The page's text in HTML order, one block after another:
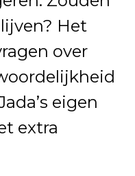
Het
over
eigen
extra